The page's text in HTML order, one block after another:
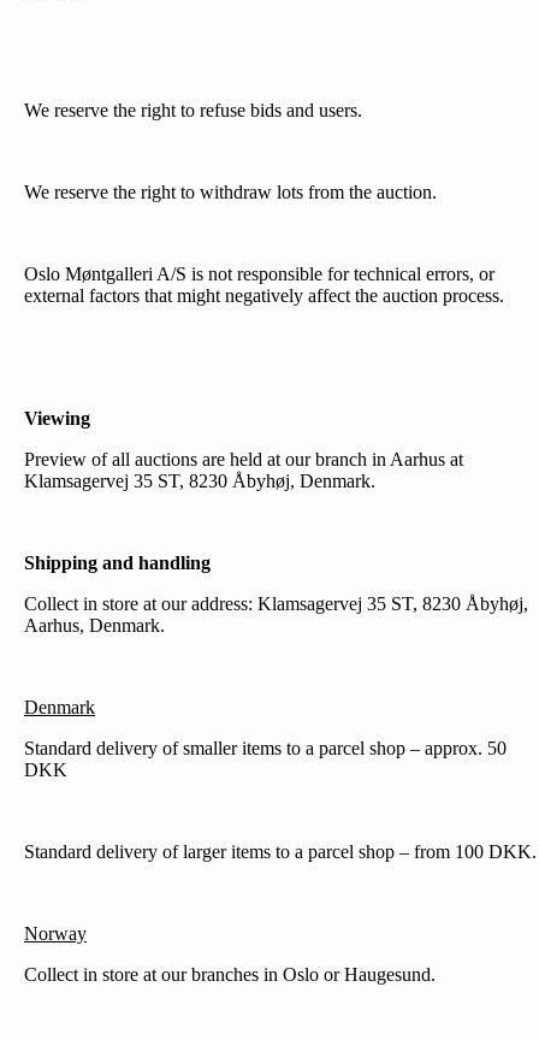
We reserve the right to refuse bids and users.
We reserve the right to withdraw lots from the auction.
Oslo Møntgalleri A/S is not responsible for technical errors, or
external factors that might negatively affect the auction process.
Viewing
Preview of all auctions are held at our branch in Aarhus at
Klamsagervej 35 ST, 8230 Åbyhøj, Denmark.
Shipping and handling
Collect in store at our address: Klamsagervej 35 ST, 8230 Åbyhøj,
Aarhus, Denmark.
Denmark
Standard delivery of smaller items to a parcel shop – approx. 50
DKK
Standard delivery of larger items to a parcel shop – from 100 DKK.
Norway
Collect in store at our branches in Oslo or Haugesund.